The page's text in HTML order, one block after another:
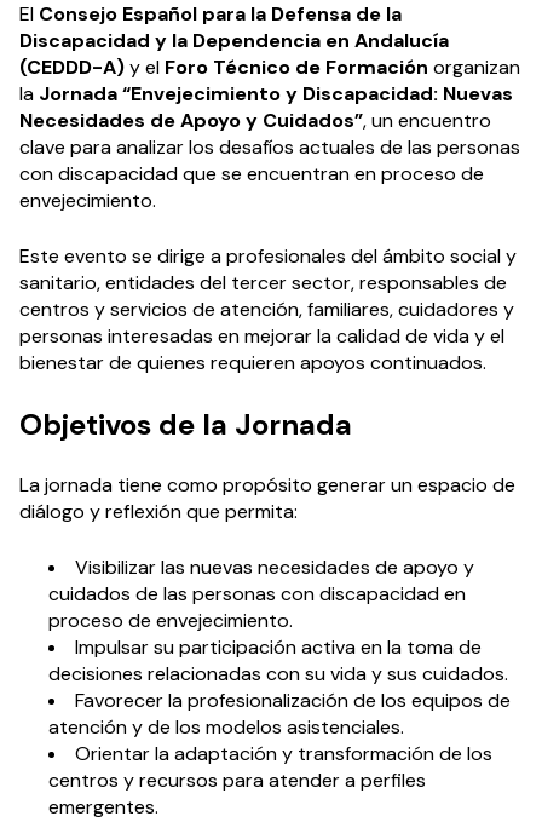
El Consejo Español para la Defensa de la
Discapacidad y la Dependencia en Andalucía
(CEDDD-A)y el Foro Técnico de Formación organizan
la Jornada “Envejecimiento y Discapacidad: Nuevas
Necesidades de Apoyo y Cuidados”, un encuentro
clave para analizar los desafíos actuales de las personas
con discapacidad que se encuentran en proceso de
envejecimiento.
Este evento se dirige a profesionales del ámbito social y
sanitario, entidades del tercer sector, responsables de
centros y servicios de atención, familiares, cuidadores y
personas interesadas en mejorar la calidad de vida y el
bienestar de quienes requieren apoyos continuados.
Objetivos de la Jornada
La jornada tiene como propósito generar un espacio de
diálogo y reflexión que permita:
Visibilizar las nuevas necesidades de apoyo y
cuidados de las personas con discapacidad en
proceso de envejecimiento.
Impulsar su participación activa en la toma de
decisiones relacionadas con su vida y sus cuidados.
Favorecer la profesionalización de los equipos de
atención y de los modelos asistenciales.
Orientar la adaptación y transformación de los
centros y recursos para atender a perfiles
emergentes.